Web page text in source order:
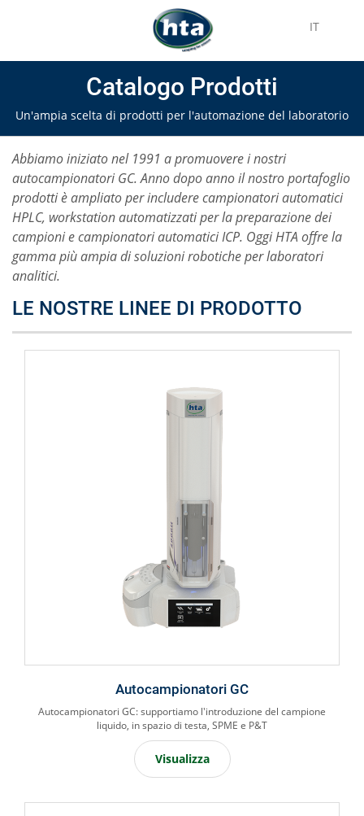
IT
Catalogo Prodotti
Un'ampia scelta di prodotti per l'automazione del laboratorio
Abbiamo iniziato nel 1991 a promuovere i nostri
autocampionatori GC. Anno dopo anno il nostro portafoglio
prodotti è ampliato per includere campionatori automatici
HPLC, workstation automatizzati per la preparazione dei
campioni e campionatori automatici ICP. Oggi HTA offre la
gamma più ampia di soluzioni robotiche per laboratori
analitici.
LE NOSTRE LINEE DI PRODOTTO
Autocampionatori GC
Autocampionatori GC: supportiamo l'introduzione del campione
liquido, in spazio di testa, SPME e P&T
Visualizza